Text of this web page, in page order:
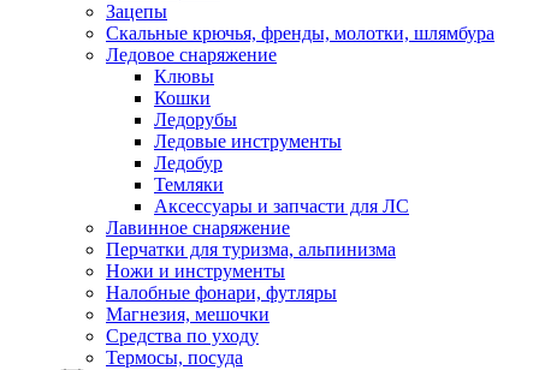
Зацепы
Скальные крючья, френды, молотки, шлямбура
Ледовое снаряжение
Клювы
Кошки
Ледорубы
Ледовые инструменты
Ледобур
Темляки
Аксессуары и запчасти для ЛС
Лавинное снаряжение
Перчатки для туризма, альпинизма
Ножи и инструменты
Налобные фонари, футляры
Магнезия, мешочки
Средства по уходу
Термосы, посуда